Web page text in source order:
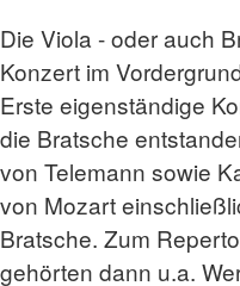
Die Viola - oder auch
Konzert im
Erste eigenständige
die Bratsche
von Telemann sowie
von Mozart
Bratsche. Zum
gehörten dann u.a.